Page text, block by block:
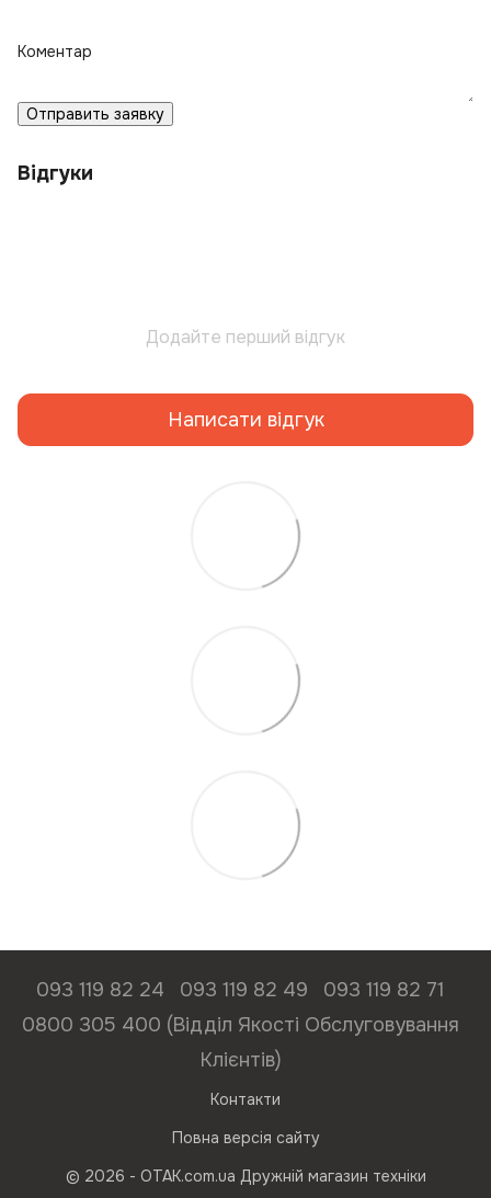
Коментар
Отправить заявку
Відгуки
Додайте перший відгук
Написати відгук
093 119 82 24 093 119 82 49
093 119 82 71
0800 305 400 (Відділ Якості Обслуговування
Клієнтів)
Контакти
Повна версія сайту
© 2026 - ОТАК.com.ua Дружній магазин техніки